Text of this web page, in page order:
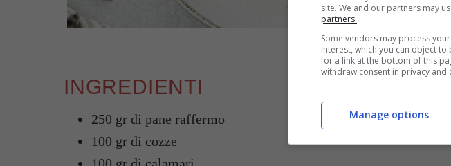
Come preparare la
INGREDIENTI
250 gr di pane raffermo
100 gr di cozze
site. We and our partners may
partners.
Some vendors may process
interest, which you can object
for a link at the bottom of this
withdraw consent in privacy and
Manage options